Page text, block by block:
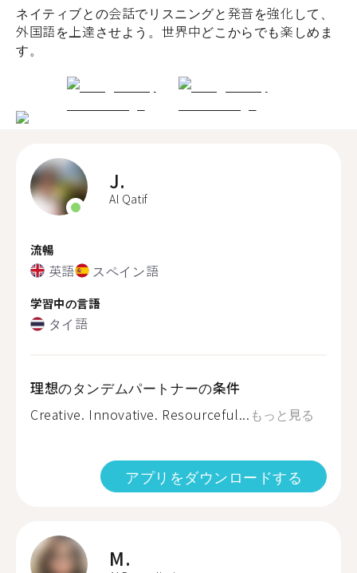
ネイティブとの会話でリスニングと発音を強化して、
外国語を上達させよう。世界中どこからでも楽しめま
す。
J.
Al Qatif
流暢
英語 スペイン語
学習中の言語
タイ語
理想のタンデムパートナーの条件
Creative. Innovative. Resourceful... もっと見る
アプリをダウンロードする
M.